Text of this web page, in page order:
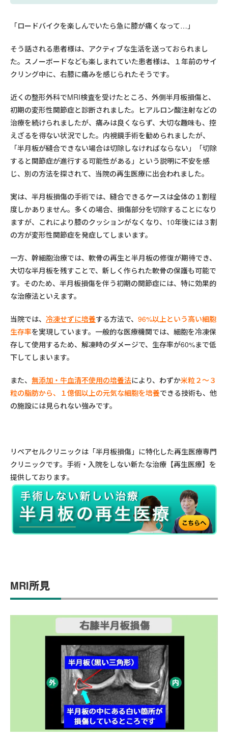
「ロードバイクを楽しんでいたら急に膝が痛くなって…」
そう話される患者様は、アクティブな生活を送っておられまし
た。スノーボードなども楽しまれていた患者様は、１年前のサイ
クリング中に、右膝に痛みを感じられたそうです。
近くの整形外科でMRI検査を受けたところ、外側半月板損傷と、
初期の変形性関節症と診断されました。ヒアルロン酸注射などの
治療を続けられましたが、痛みは良くならず、大切な趣味も、控
えざるを得ない状況でした。内視鏡手術を勧められましたが、
「半月板が縫合できない場合は切除しなければならない」「切除
すると関節症が進行する可能性がある」という説明に不安を感
じ、別の方法を探されて、当院の再生医療に出会われました。
実は、半月板損傷の手術では、縫合できるケースは全体の１割程
度しかありません。多くの場合、損傷部分を切除することになり
ますが、これにより膝のクッションがなくなり、10年後には３割
の方が変形性関節症を発症してしまいます。
一方、幹細胞治療では、軟骨の再生と半月板の修復が期待でき、
大切な半月板を残すことで、新しく作られた軟骨の保護も可能で
す。そのため、半月板損傷を伴う初期の関節症には、特に効果的
な治療法といえます。
当院では、 冷凍せずに培養する方法で、 96%以上という高い細胞
生存率を実現しています。一般的な医療機関では、細胞を冷凍保
存して使用するため、解凍時のダメージで、生存率が60%まで低
下してしまいます。
また、 無添加・牛血清不使用の培養法により、わずか米粒２～３
粒の脂肪から、１億個以上の元気な細胞を培養できる技術も、他
の施設には見られない強みです。
リペアセルクリニックは「半月板損傷」に特化した再生医療専門
クリニックです。手術・入院をしない新たな治療【再生医療】を
提供しております。
MRI所見